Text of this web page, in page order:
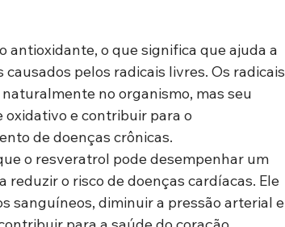
o que significa que ajuda a
pelos radicais livres. Os radicais
no organismo, mas seu
oxidativo e contribuir para o
de doenças crônicas.
o resveratrol pode desempenhar um
o risco de doenças cardíacas. Ele
sanguíneos, diminuir a pressão arterial e